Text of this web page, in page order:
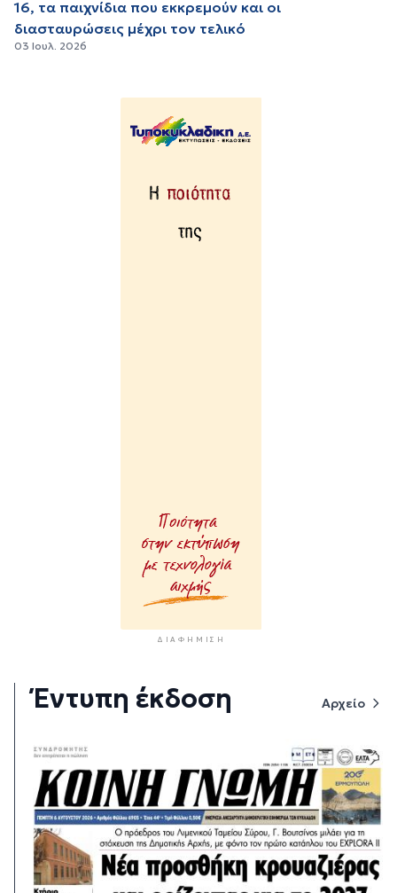
16, τα παιχνίδια που εκκρεμούν και οι
διασταυρώσεις μέχρι τον τελικό
03 Ιουλ. 2026
ΔΙΑΦΉΜΙΣΗ
Έντυπη έκδοση Αρχείο